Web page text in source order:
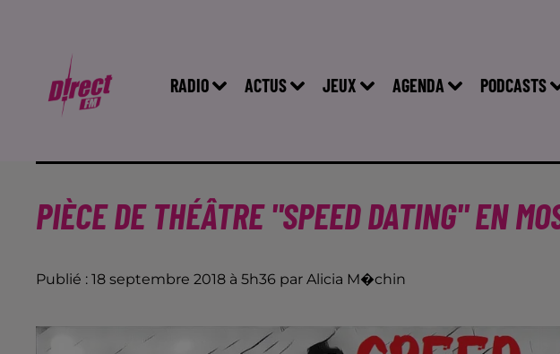
RADIO ACTUS JEUX AGENDA PODCASTS
PIÈCE DE THÉÂTRE "SPEED DATING" EN
Publié : 18 septembre 2018 à 5h36 par Alicia M�chin